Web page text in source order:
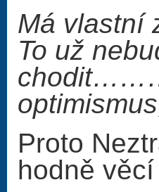
Má vlastní
To už
Proto
hodně